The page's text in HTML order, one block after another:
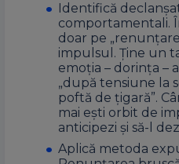
Identifică
comportamentali.
doar pe
impulsul. Ține un
emoția – dorința –
„după tensiune la
poftă de țigară”.
mai ești orbit de
anticipezi și să-l
Aplică metoda